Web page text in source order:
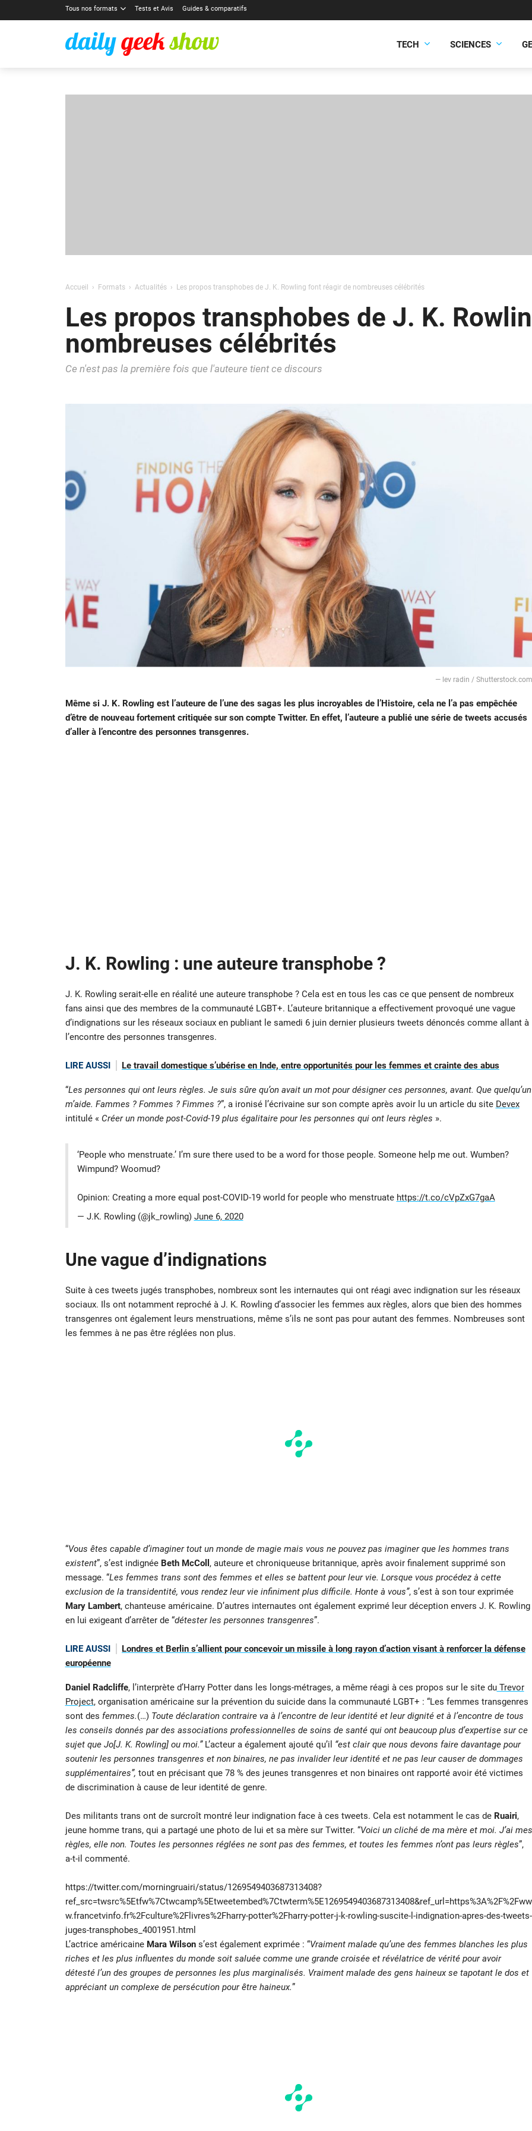
Tous nos formats Tests et Avis Guides & comparatifs
TECH SCIENCES
Accueil Formats Actualités Les propos transphobes de J. K. Rowling font réagir de nombreuses célébrités
Les propos transphobes de J. K.
nombreuses célébrités
Ce n'est pas la première fois que l'auteure tient ce discours
— lev radin / Shutterstock.com
Même si J. K. Rowling est l’auteure de l’une des sagas les plus incroyables de l’Histoire, cela ne l’a pas empêchée
d’être de nouveau fortement critiquée sur son compte Twitter. En effet, l’auteure a publié une série de tweets accusés
d’aller à l’encontre des personnes transgenres.
J. K. Rowling : une auteure transphobe ?
J. K. Rowling serait-elle en réalité une auteure transphobe ? Cela est en tous les cas ce que pensent de nombreux
fans ainsi que des membres de la communauté LGBT+. L’auteure britannique a effectivement provoqué une vague
d’indignations sur les réseaux sociaux en publiant le samedi 6 juin dernier plusieurs tweets dénoncés comme allant à
l’encontre des personnes transgenres.
LIRE AUSSI Le travail domestique s’ubérise en Inde, entre opportunités pour les femmes et crainte des abus
“Les personnes qui ont leurs règles. Je suis sûre qu’on avait un mot pour désigner ces personnes, avant. Que quelqu’un
m’aide. Fammes ? Fommes ? Fimmes ?”, a ironisé l’écrivaine sur son compte après avoir lu un article du site Devex
intitulé « Créer un monde post-Covid-19 plus égalitaire pour les personnes qui ont leurs règles ».
‘People who menstruate.’ I’m sure there used to be a word for those people. Someone help me out. Wumben?
Wimpund? Woomud?
Opinion: Creating a more equal post-COVID-19 world for people who menstruate https://t.co/cVpZxG7gaA
— J.K. Rowling (@jk_rowling) June 6, 2020
Une vague d’indignations
Suite à ces tweets jugés transphobes, nombreux sont les internautes qui ont réagi avec indignation sur les réseaux
sociaux. Ils ont notamment reproché à J. K. Rowling d’associer les femmes aux règles, alors que bien des hommes
transgenres ont également leurs menstruations, même s’ils ne sont pas pour autant des femmes. Nombreuses sont
les femmes à ne pas être réglées non plus.
“Vous êtes capable d’imaginer tout un monde de magie mais vous ne pouvez pas imaginer que les hommes trans
existent”, s’est indignée Beth McColl , auteure et chroniqueuse britannique, après avoir finalement supprimé son
message. “Les femmes trans sont des femmes et elles se battent pour leur vie. Lorsque vous procédez à cette
exclusion de la transidentité, vous rendez leur vie infiniment plus difficile. Honte à vous”, s’est à son tour exprimée
Mary Lambert, chanteuse américaine. D’autres internautes ont également exprimé leur déception envers J. K. Rowling
en lui exigeant d’arrêter de “détester les personnes transgenres”.
LIRE AUSSI
Londres et Berlin s’allient pour concevoir un missile à long rayon d’action visant à renforcer la défense
européenne
Daniel Radcliffe, l’interprète d’Harry Potter dans les longs-métrages, a même réagi à ces propos sur le site duTrevor
Project, organisation américaine sur la prévention du suicide dans la communauté LGBT+ : “Les femmes transgenres
sont des femmes.(…)Toute déclaration contraire va à l’encontre de leur identité et leur dignité et à l’encontre de tous
les conseils donnés par des associations professionnelles de soins de santé qui ont beaucoup plus d’expertise sur ce
sujet que Jo[J. K. Rowling] ou moi.” L’acteur a également ajouté qu’il “est clair que nous devons faire davantage pour
soutenir les personnes transgenres et non binaires, ne pas invalider leur identité et ne pas leur causer de dommages
supplémentaires”, tout en précisant que 78 % des jeunes transgenres et non binaires ont rapporté avoir été victimes
de discrimination à cause de leur identité de genre.
Des militants trans ont de surcroît montré leur indignation face à ces tweets. Cela est notamment le cas de Ruairi,
jeune homme trans, qui a partagé une photo de lui et sa mère sur Twitter. “Voici un cliché de ma mère et moi. J’ai mes
règles, elle non. Toutes les personnes réglées ne sont pas des femmes, et toutes les femmes n’ont pas leurs règles”,
a-t-il commenté.
https://twitter.com/morningruairi/status/1269549403687313408?
ref_src=twsrc%5Etfw%7Ctwcamp%5Etweetembed%7Ctwterm%5E1269549403687313408&ref_url=https%3A%2F%2Fww
w.francetvinfo.fr%2Fculture%2Flivres%2Fharry-potter%2Fharry-potter-j-k-rowling-suscite-l-indignation-apres-des-tweets-
juges-transphobes_4001951.html
L’actrice américaine Mara Wilsons’est également exprimée : “Vraiment malade qu’une des femmes blanches les plus
riches et les plus influentes du monde soit saluée comme une grande croisée et révélatrice de vérité pour avoir
détesté l’un des groupes de personnes les plus marginalisés. Vraiment malade des gens haineux se tapotant le dos et
appréciant un complexe de persécution pour être haineux.”